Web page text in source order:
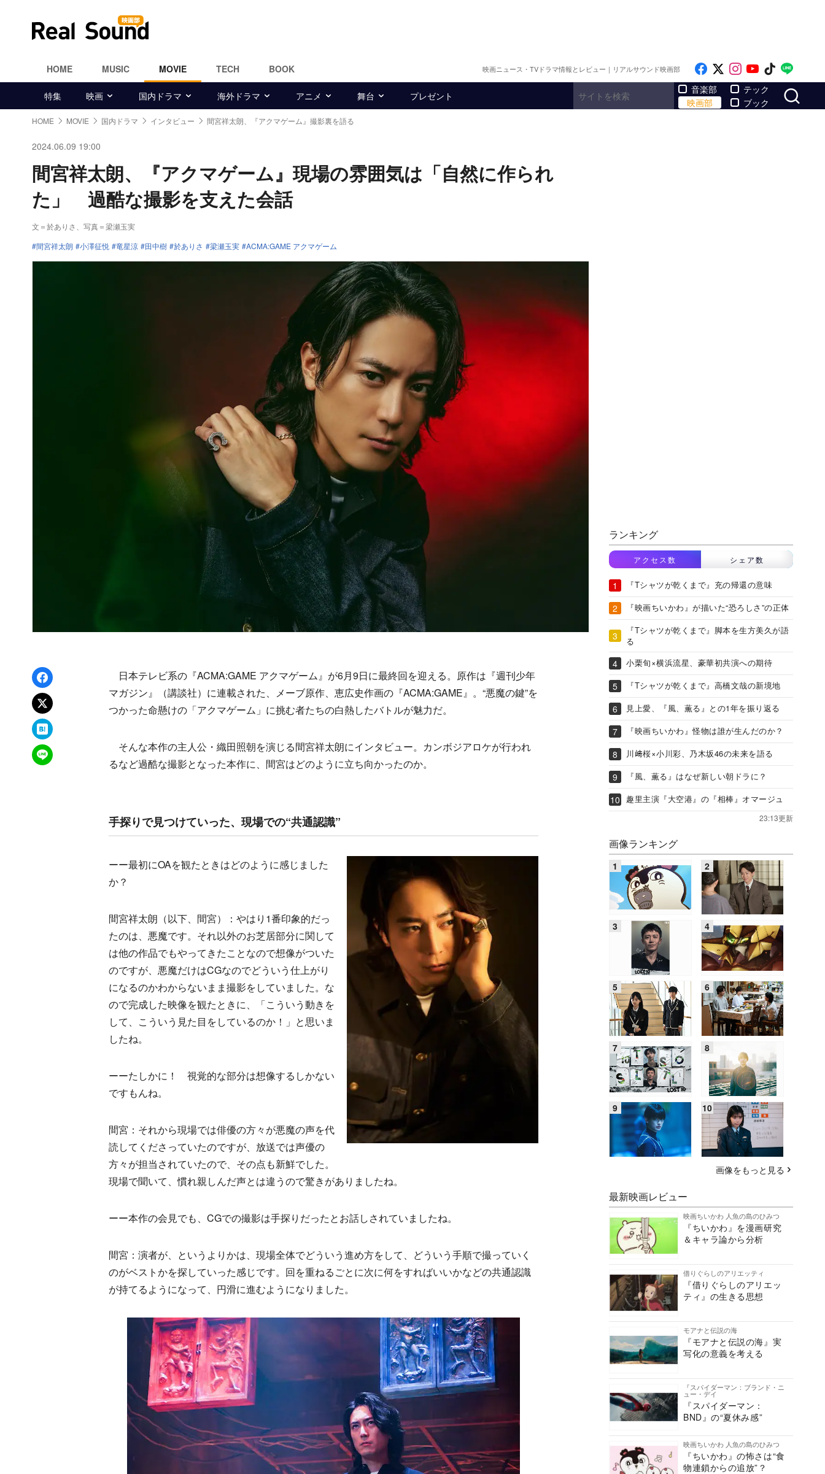
HOME MUSIC MOVIE TECH BOOK 映画ニュース・TVドラマ情報とレビュー｜リアルサウンド映画部 Like on Facebook
Follow on x
Follow on
Follow on
Follow
特集 映画 国内ドラマ 海外ドラマ アニメ 舞台 プレゼント
音楽部
映画部
テック
ブック
HOME MOVIE 国内ドラマ インタビュー 間宮祥太朗、『アクマゲーム』撮影裏を語る
2024.06.09 19:00
間宮祥太朗、『アクマゲーム』現場の雰囲気は「自然に作られ
た」 過酷な撮影を支えた会話
文＝於ありさ
写真＝梁瀬玉実
間宮祥太朗
小澤征悦 竜星涼 田中樹 於ありさ 梁瀬玉実 ACMA:GAME アクマゲーム
Facebookでシェア
xでポスト
はてなブックマーク
LINEで送る
日本テレビ系の『ACMA:GAME アクマゲーム』が6月9日に最終回を迎える。原作は『週刊少年
マガジン』（講談社）に連載された、メーブ原作、恵広史作画の『ACMA:GAME』。“悪魔の鍵”を
つかった命懸けの「アクマゲーム」に挑む者たちの白熱したバトルが魅力だ。
そんな本作の主人公・織田照朝を演じる間宮祥太朗にインタビュー。カンボジアロケが行われ
るなど過酷な撮影となった本作に、間宮はどのように立ち向かったのか。
手探りで見つけていった、現場での“共通認識”
ーー最初にOAを観たときはどのように感じました
か？
間宮祥太朗（以下、間宮）：やはり1番印象的だっ
たのは、悪魔です。それ以外のお芝居部分に関して
は他の作品でもやってきたことなので想像がついた
のですが、悪魔だけはCGなのでどういう仕上がり
になるのかわからないまま撮影をしていました。な
ので完成した映像を観たときに、「こういう動きを
して、こういう見た目をしているのか！」と思いま
したね。
ーーたしかに！ 視覚的な部分は想像するしかない
ですもんね。
間宮：それから現場では俳優の方々が悪魔の声を代
読してくださっていたのですが、放送では声優の
方々が担当されていたので、その点も新鮮でした。
現場で聞いて、慣れ親しんだ声とは違うので驚きがありましたね。
ーー本作の会見でも、CGでの撮影は手探りだったとお話しされていましたね。
間宮：演者が、というよりかは、現場全体でどういう進め方をして、どういう手順で撮っていく
のがベストかを探していった感じです。回を重ねるごとに次に何をすればいいかなどの共通認識
が持てるようになって、円滑に進むようになりました。
ランキング
アクセス数 シェア数
『Tシャツが乾くまで』充の帰還の意味
『映画ちいかわ』が描いた“恐ろしさ”の正体
『Tシャツが乾くまで』脚本を生方美久が語
る
小栗旬×横浜流星、豪華初共演への期待
『Tシャツが乾くまで』高橋文哉の新境地
見上愛、『風、薫る』との1年を振り返る
『映画ちいかわ』怪物は誰が生んだのか？
川﨑桜×小川彩、乃木坂46の未来を語る
『風、薫る』はなぜ新しい朝ドラに？
趣里主演『大空港』の『相棒』オマージュ
23:13更新
画像ランキング
画像をもっと見る
最新映画レビュー
映画ちいかわ 人魚の島のひみつ
『ちいかわ』を漫画研究
＆キャラ論から分析
借りぐらしのアリエッティ
『借りぐらしのアリエッ
ティ』の生きる思想
モアナと伝説の海
『モアナと伝説の海』実
写化の意義を考える
『スパイダーマン：ブランド・ニ
ュー・デイ
『スパイダーマン：
BND』の“夏休み感”
映画ちいかわ 人魚の島のひみつ
『ちいかわ』の怖さは“食
物連鎖からの追放”？